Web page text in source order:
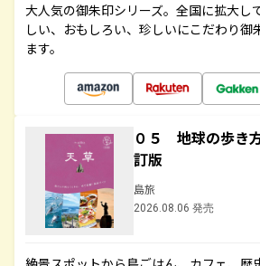
大人気の御朱印シリーズ。全国に拡大し
しい、おもしろい、珍しいにこだわり御
ます。
０５ 地球の歩
訂版
島旅
2026.08.06 発売